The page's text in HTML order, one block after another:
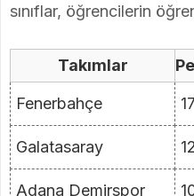
sınıflar, öğrencilerin
Takımlar
Fenerbahçe 17
Galatasaray 12
Adana Demirspor